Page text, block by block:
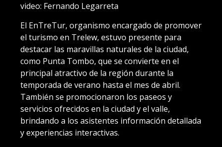
video: Fernando Legarreta
El EnTreTur, organismo encargado de promover
el turismo en Trelew, estuvo presente para
destacar las maravillas naturales de la ciudad,
como Punta Tombo, que se convierte en el
principal atractivo de la región durante la
temporada de verano hasta el mes de abril.
También se promocionaron los paseos y
servicios ofrecidos en la ciudad y el valle,
brindando a los asistentes información detallada
y experiencias interactivas.